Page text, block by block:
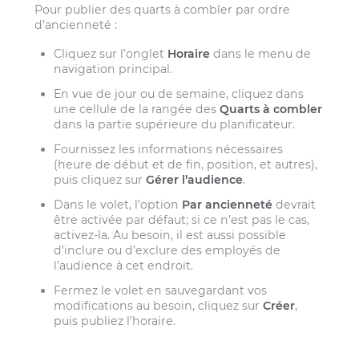
Pour publier des quarts à combler par ordre
d’ancienneté :
Cliquez sur l’onglet Horaire dans le menu de
navigation principal.
En vue de jour ou de semaine, cliquez dans
une cellule de la rangée desQuarts à combler
dans la partie supérieure du planificateur.
Fournissez les informations nécessaires
(heure de début et de fin, position, et autres),
puis cliquez surGérer l’audience.
Dans le volet, l’option Par ancienneté devrait
être activée par défaut; si ce n’est pas le cas,
activez-la. Au besoin, il est aussi possible
d’inclure ou d’exclure des employés de
l’audience à cet endroit.
Fermez le volet en sauvegardant vos
modifications au besoin, cliquez surCréer,
puis publiez l’horaire.